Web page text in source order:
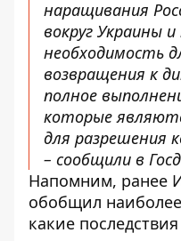
наращивания
вокруг Украины
необходимость
возвращения к
полное
которые
для разрешения
– сообщили в
Напомним, ранее
обобщил
какие